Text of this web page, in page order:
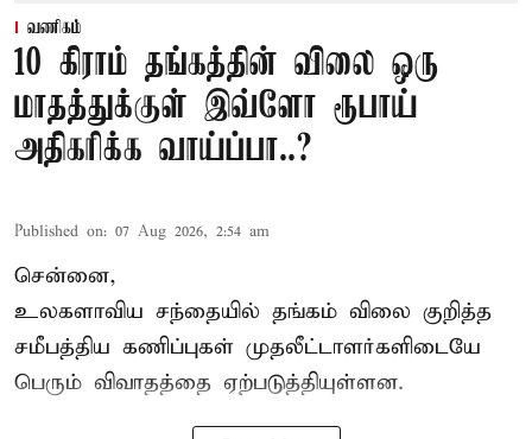
வணிகம்
10 கிராம் தங்கத்தின் விலை ஒரு
மாதத்துக்குள் இவ்ளோ ரூபாய்
அதிகரிக்க வாய்ப்பா..?
Published on: 07 Aug 2026, 2:54 am
சென்னை,
உலகளாவிய சந்தையில் தங்கம் விலை குறித்த
சமீபத்திய கணிப்புகள் முதலீட்டாளர்களிடையே
பெரும் விவாதத்தை ஏற்படுத்தியுள்ளன.